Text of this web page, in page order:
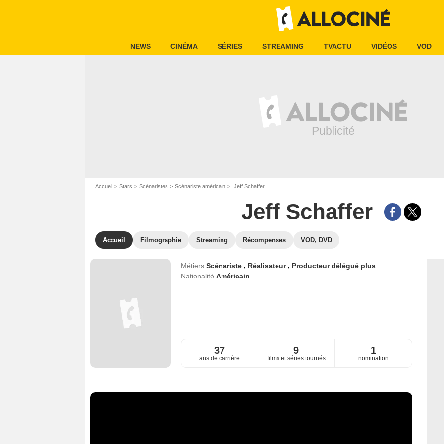
NEWS CINÉMA SÉRIES STREAMING TVACTU VIDÉOS VOD
Accueil Stars Scénaristes Scénariste américain Jeff Schaffer
Jeff Schaffer
Accueil Filmographie Streaming Récompenses VOD, DVD
Métiers Scénariste , Réalisateur , Producteur délégué plus
Nationalité Américain
37
ans de carrière
9
films et séries tournés
1
nomination